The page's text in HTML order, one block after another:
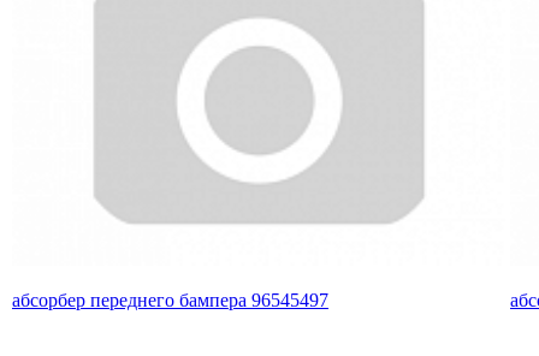
абсорбер переднего бампера 96545497